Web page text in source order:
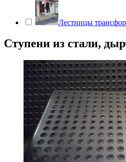
Лестницы
Ступени из стали,